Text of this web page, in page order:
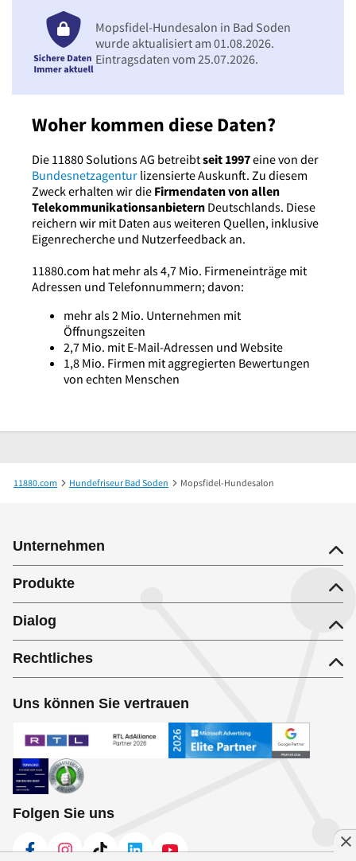
Woher kommen diese Daten?
Die 11880 Solutions AG betreibtseit 1997eine von der
Bundesnetzagentur lizensierte Auskunft. Zu diesem
Zweck erhalten wir die Firmendaten von allen
Telekommunikationsanbietern Deutschlands. Diese
reichern wir mit Daten aus weiteren Quellen, inklusive
Eigenrecherche und Nutzerfeedback an.
11880.com hat mehr als 4,7 Mio. Firmeneinträge mit
Adressen und Telefonnummern; davon:
mehr als 2 Mio. Unternehmen mit
Öffnungszeiten
2,7 Mio. mit E-Mail-Adressen und Website
1,8 Mio. Firmen mit aggregierten Bewertungen
von echten Menschen
Mopsfidel-Hundesalon in Bad Soden
wurde aktualisiert am 01.08.2026.
Eintragsdaten vom 25.07.2026.
11880.com Hundefriseur Bad Soden Mopsfidel-Hundesalon
Unternehmen
Produkte
Dialog
Rechtliches
Uns können Sie vertrauen
Folgen Sie uns